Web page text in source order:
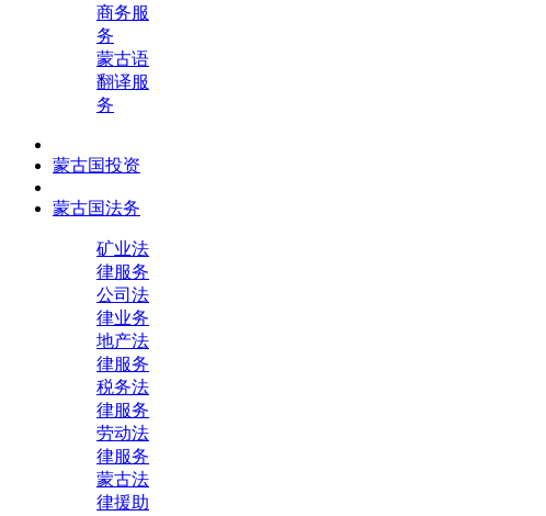
商务服
务
蒙古语
翻译服
务
蒙古国投资
蒙古国法务
矿业法
律服务
公司法
律业务
地产法
律服务
税务法
律服务
劳动法
律服务
蒙古法
律援助